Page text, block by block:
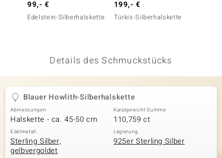
Classics
99,- €
Edelstein-Silberhalskette
199,- €
Türkis-Silberhalskette
Details des Schmuckstücks
Blauer Howlith-Silberhalskette
Abmessungen
Halskette - ca. 45-50 cm
Karatgewicht Summe
110,759 ct
Edelmetall
Sterling Silber,
gelbvergoldet
Legierung
925er Sterling Silber